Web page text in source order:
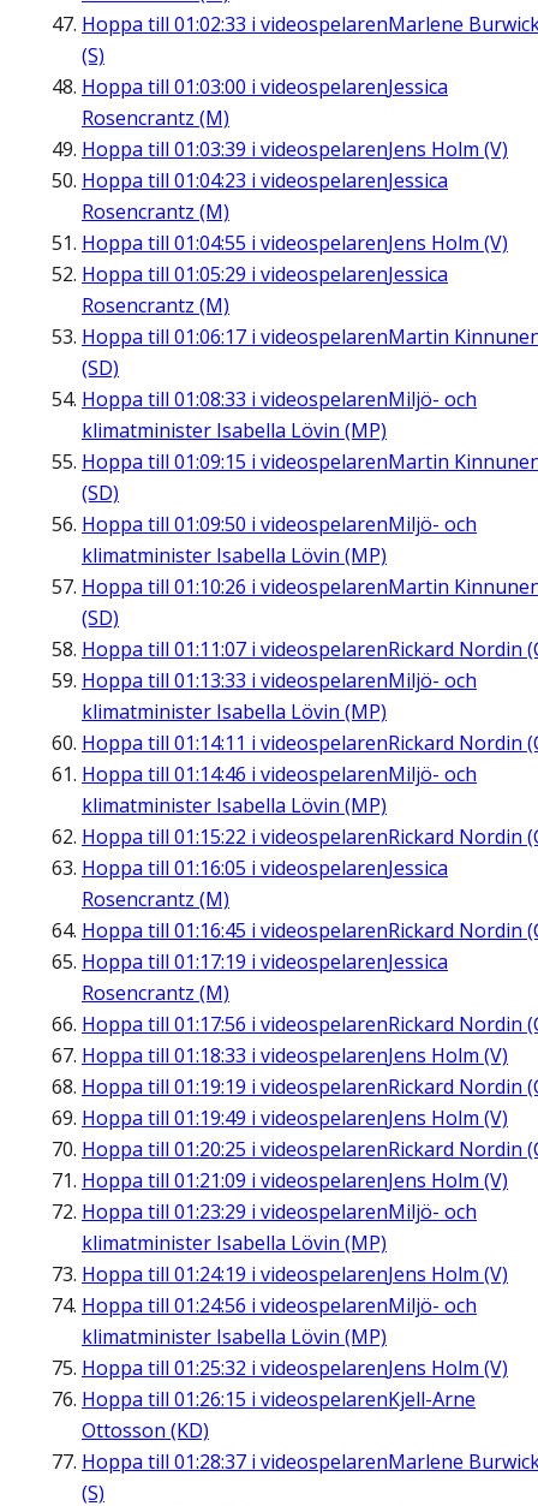
Hoppa till 01:02:33 i videospelarenMarlene
(S)
Hoppa till 01:03:00 i videospelarenJessica
Rosencrantz (M)
Hoppa till 01:03:39 i videospelarenJens Holm (V)
Hoppa till 01:04:23 i videospelarenJessica
Rosencrantz (M)
Hoppa till 01:04:55 i videospelarenJens Holm (V)
Hoppa till 01:05:29 i videospelarenJessica
Rosencrantz (M)
Hoppa till 01:06:17 i videospelarenMartin
(SD)
Hoppa till 01:08:33 i videospelarenMiljö- och
klimatminister Isabella Lövin (MP)
Hoppa till 01:09:15 i videospelarenMartin
(SD)
Hoppa till 01:09:50 i videospelarenMiljö- och
klimatminister Isabella Lövin (MP)
Hoppa till 01:10:26 i videospelarenMartin
(SD)
Hoppa till 01:11:07 i videospelarenRickard Nordin
Hoppa till 01:13:33 i videospelarenMiljö- och
klimatminister Isabella Lövin (MP)
Hoppa till 01:14:11 i videospelarenRickard Nordin
Hoppa till 01:14:46 i videospelarenMiljö- och
klimatminister Isabella Lövin (MP)
Hoppa till 01:15:22 i videospelarenRickard Nordin
Hoppa till 01:16:05 i videospelarenJessica
Rosencrantz (M)
Hoppa till 01:16:45 i videospelarenRickard Nordin
Hoppa till 01:17:19 i videospelarenJessica
Rosencrantz (M)
Hoppa till 01:17:56 i videospelarenRickard Nordin
Hoppa till 01:18:33 i videospelarenJens Holm (V)
Hoppa till 01:19:19 i videospelarenRickard Nordin
Hoppa till 01:19:49 i videospelarenJens Holm (V)
Hoppa till 01:20:25 i videospelarenRickard Nordin
Hoppa till 01:21:09 i videospelarenJens Holm (V)
Hoppa till 01:23:29 i videospelarenMiljö- och
klimatminister Isabella Lövin (MP)
Hoppa till 01:24:19 i videospelarenJens Holm (V)
Hoppa till 01:24:56 i videospelarenMiljö- och
klimatminister Isabella Lövin (MP)
Hoppa till 01:25:32 i videospelarenJens Holm (V)
Hoppa till 01:26:15 i videospelarenKjell-Arne
Ottosson (KD)
Hoppa till 01:28:37 i videospelarenMarlene
(S)